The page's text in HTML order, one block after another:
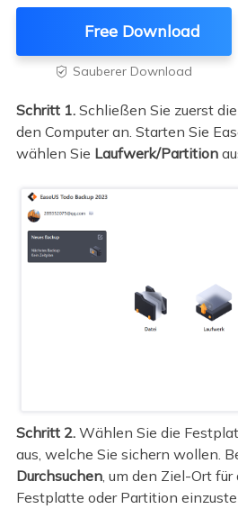
Free Download
 Sauberer Download
Schritt 1.Schließen Sie zuerst
den Computer an. Starten Sie
wählen Sie Laufwerk/Partition
Schritt 2.Wählen Sie die
aus, welche Sie sichern wollen.
Durchsuchen, um den Ziel-Ort für
Festplatte oder Partition